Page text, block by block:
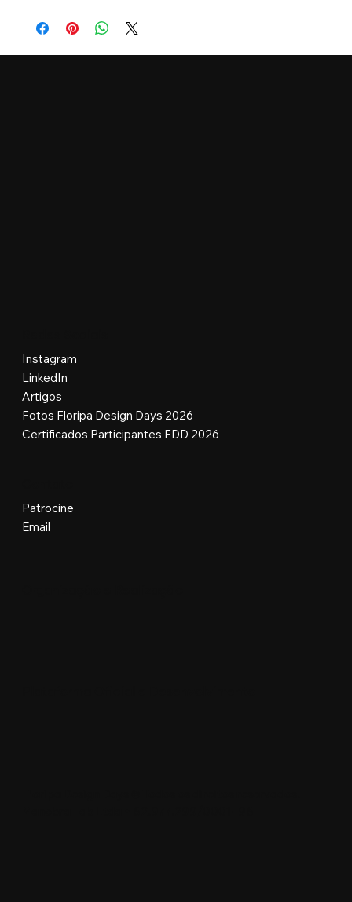
Instagram
LinkedIn
Artigos
Fotos Floripa Design Days 2026
Certificados Participantes FDD 2026
Patrocine
Email